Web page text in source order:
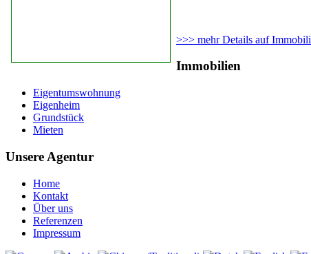
>>> mehr Details auf
Immobilien
Eigentumswohnung
Eigenheim
Grundstück
Mieten
Unsere Agentur
Home
Kontakt
Über uns
Referenzen
Impressum